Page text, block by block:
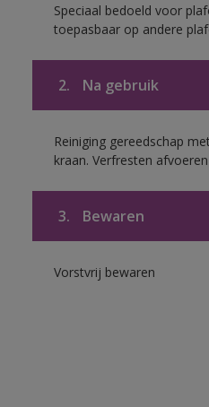
Speciaal bedoeld voor
toepasbaar op andere
2. Na gebruik
Reiniging gereedschap
kraan. Verfresten
3. Bewaren
Vorstvrij bewaren